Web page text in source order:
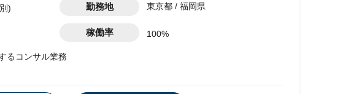
) 勤務地 東京都 / 福岡県
稼働率 100%
るコンサル業務